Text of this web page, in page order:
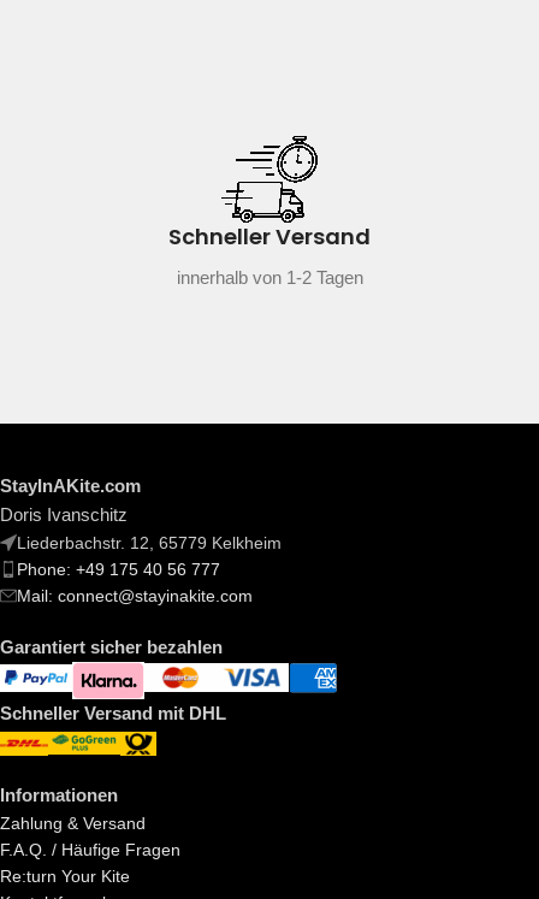
Schneller Versand
innerhalb von 1-2 Tagen
StayInAKite.com
Doris Ivanschitz
Liederbachstr. 12, 65779 Kelkheim
Phone: +49 175 40 56 777
Mail: connect@stayinakite.com
Garantiert sicher bezahlen
Schneller Versand mit DHL
Informationen
Zahlung & Versand
F.A.Q. / Häufige Fragen
Re:turn Your Kite